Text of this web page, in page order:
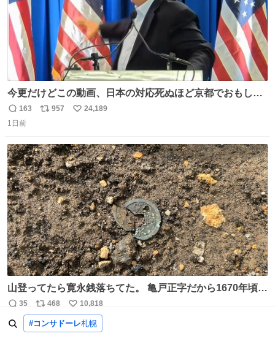
#コンサドーレ札幌
今更だけどこの動画、日本の対応死ぬほど京都でおもしろ
い。 なんなら敬語で丁寧に煽りまくってるの好き。笑
返
信
163
リ
ト
数
957
い
数
24,189
1日前
山登ってたら寛永銭落ちてた。 亀戸正字だから1670年頃に
鋳造されたもの。
返
信
35
リ
ポ
ス
468
い
い
ね
10,818
22時間前